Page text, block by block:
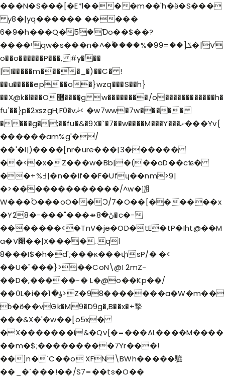
���N�S���[�E*l����m��'h�ӛ�S���
y8�|yq������ �����
6�9�h���Q�5ܸ�Ɗo��$��?
����יqw�s���n�^�ۗ����%�99=��]ݎ�|V
o��o������P���, #y���
|I�����m����_�)��C� !
��u�����ep��o�}wzq���S��h}
��X@k�l���O࿫����͎g w��������/o������������h�
fu'��}p�2xszgH;F0�vޜܿ< �w7ww�7w�����
����g�;��fu�&�9X�`�7��w����M���Y���ށ���Yv{
������am%g'�/
��'�I|)����[nr�ure���|3������
��<�x�Z���w�Bb|�(��aD��cʨ�
��+%߃|�n��If��F�Ufɥ��nm>9|
�>�������������/^w�㋋
W���۫O���oO��Ͻ/7�O��[������x
�Yڻ�8⇻���"���-�28�c�-
�������<�TnV�je�OD�tE�tP�Iht@��M
a�V׉��|X����..ql
8���I$�h�d';���ĸ���փsP/� �<
��U�"���}>��CoN\@I 2mZ-
��D�,�����-� L�@o��Kp��/
��߀L�i��ۈ�1>Z�98�������a�W�m��
ɓ�ӫ��vGk�M9�D9g�,B��x�+揫
���&X�'�w��[o5x�
�X�������i&�Qv{�=���AL����M����
��m�$;���������7Yr���!
��]n�`C��o XFN\BWh�����䮽
��_�`�� �!��/S7=��ts�O��